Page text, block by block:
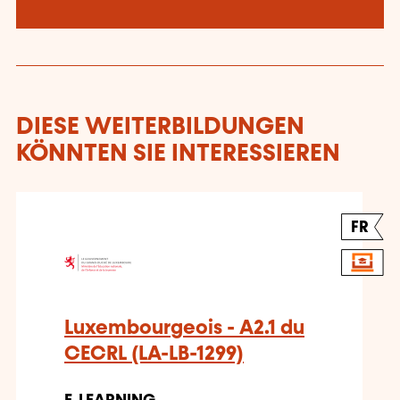
DIESE WEITERBILDUNGEN
KÖNNTEN SIE INTERESSIEREN
FR
Luxembourgeois - A2.1 du
CECRL (LA-LB-1299)